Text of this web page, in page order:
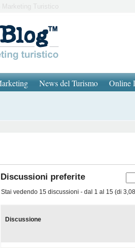
Turistico
News del Turismo Online
Discussioni preferite
Stai vedendo 15 discussioni - dal 1 al 15 (di
Discussione